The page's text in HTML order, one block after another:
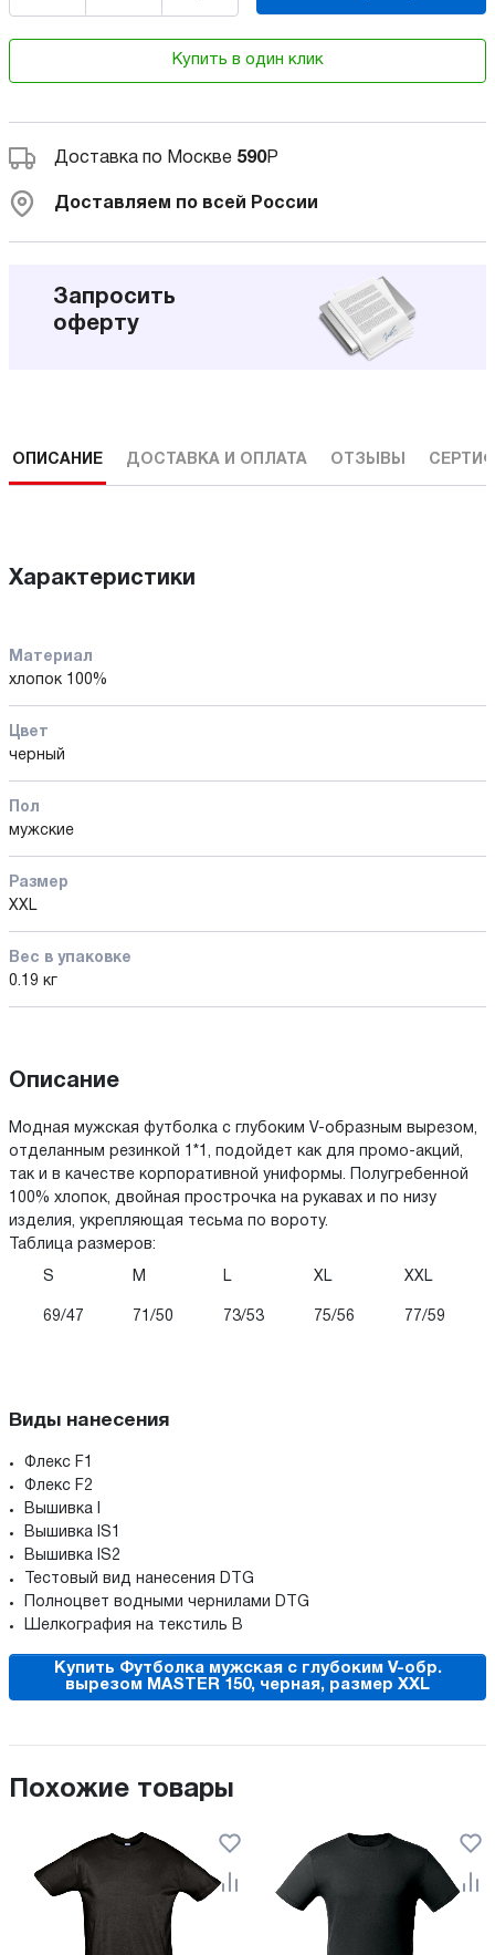
Купить в один клик
Доставка по Москве 590Р
Доставляем по всей России
Запросить
оферту
ОПИСАНИЕ ДОСТАВКА И ОПЛАТА ОТЗЫВЫ
Характеристики
Материал
хлопок 100%
Цвет
черный
Пол
мужские
Размер
XXL
Вес в упаковке
0.19 кг
Описание
Модная мужская футболка с глубоким V-образным вырезом,
отделанным резинкой 1*1, подойдет как для промо-акций,
так и в качестве корпоративной униформы. Полугребенной
100% хлопок, двойная прострочка на рукавах и по низу
изделия, укрепляющая тесьма по вороту.
Таблица размеров:
S M L XL XXL
69/47 71/50 73/53 75/56 77/59
Виды нанесения
Флекс F1
Флекс F2
Вышивка I
Вышивка IS1
Вышивка IS2
Тестовый вид нанесения DTG
Полноцвет водными чернилами DTG
Шелкография на текстиль B
Купить Футболка мужская с глубоким V-обр.
вырезом MASTER 150, черная, размер XXL
Похожие товары